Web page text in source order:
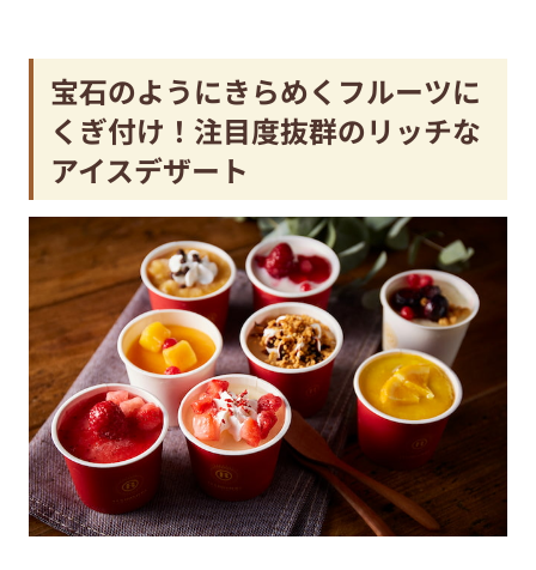
宝石のようにきらめくフルーツに
くぎ付け！注目度抜群のリッチな
アイスデザート